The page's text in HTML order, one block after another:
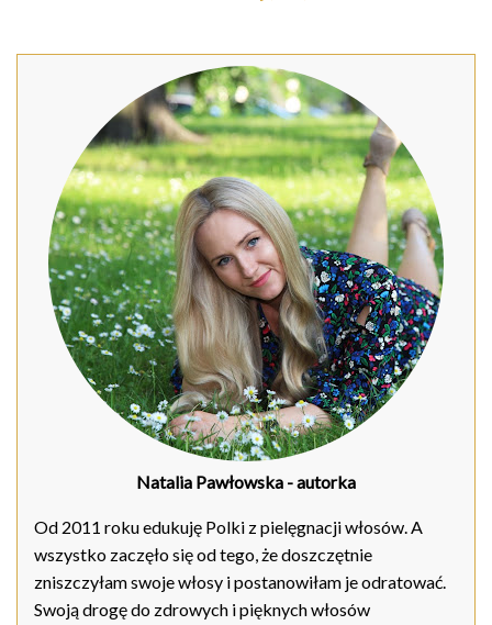
Natalia Pawłowska - autorka
Od 2011 roku edukuję Polki z pielęgnacji włosów. A
wszystko zaczęło się od tego, że doszczętnie
zniszczyłam swoje włosy i postanowiłam je odratować.
Swoją drogę do zdrowych i pięknych włosów